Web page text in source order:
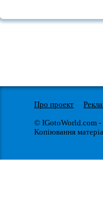
Про проект
© IGotoWorld.com -
Копіювання